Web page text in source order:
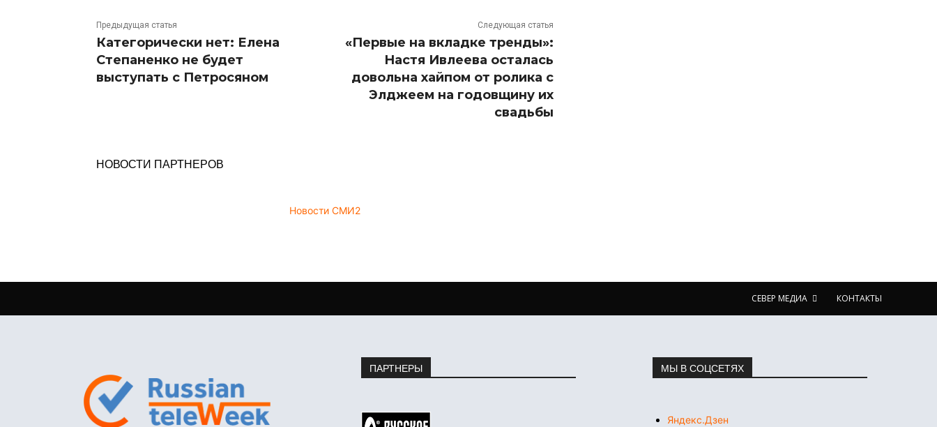
Предыдущая статья
Категорически нет: Елена
Степаненко не будет
выступать с Петросяном
Следующая статья
«Первые на вкладке тренды»:
Настя Ивлеева осталась
довольна хайпом от ролика с
Элджеем на годовщину их
свадьбы
НОВОСТИ ПАРТНЕРОВ
Новости СМИ2
СЕВЕР МЕДИА КОНТАКТЫ
ПАРТНЕРЫ МЫ В СОЦСЕТЯХ
Яндекс.Дзен